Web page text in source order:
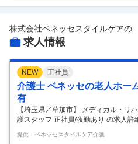
株式会社ベネッセスタイルケアの
求人情報
NEW 正社員
介護士 ベネッセの老人ホー
有
【埼玉県／草加市】 メディカル・リ
護スタッフ 正社員/夜勤あり の求人
9-3 ■電車・徒歩の場合■ 東武伊勢崎
加駅」より徒歩3分（約170ｍ） ・給
提供：ベネッセスタイルケア介護